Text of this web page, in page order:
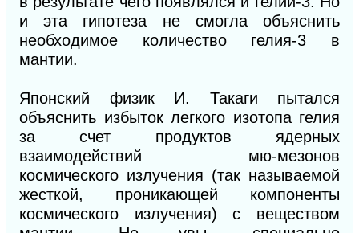
и эта гипотеза не смогла объяснить
необходимое количество гелия-3 в
мантии.
Японский физик И. Такаги пытался
объяснить избыток легкого изотопа гелия
за счет продуктов ядерных
взаимодействий мю-мезонов
космического излучения (так называемой
жесткой, проникающей компоненты
космического излучения) с веществом